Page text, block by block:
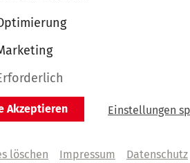
Akzeptieren Einstellungen
löschen Impressum Datenschutz
an seinen
Artist in Residence ihres
für Maria João Pires
in Düsseldorf hat er
auch ein Werk aus seinem